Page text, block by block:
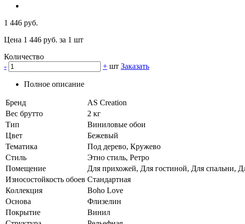
1 446 руб.
Цена 1 446 руб. за 1 шт
Количество
-
+ шт Заказать
Полное описание
Бренд
AS Creation
Вес брутто
2 кг
Тип
Виниловые обои
Цвет
Бежевый
Тематика
Под дерево, Кружево
Стиль
Этно стиль, Ретро
Помещение
Для прихожей, Для гостиной, Для спальни,
Износостойкость обоев Стандартная
Коллекция
Boho Love
Основа
Флизелин
Покрытие
Винил